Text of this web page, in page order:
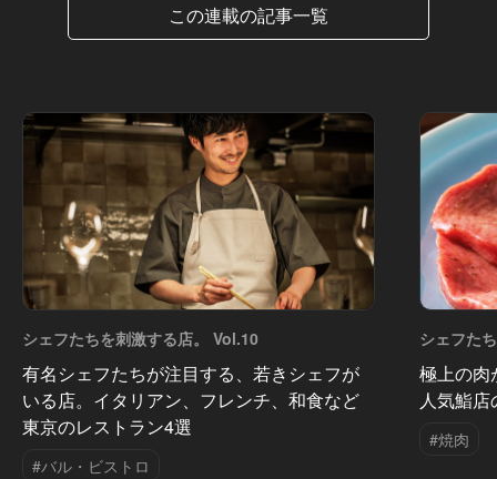
この連載の記事一覧
シェフたちを刺激する店。 Vol.10
有名シェフたちが注目する、若きシェフが
いる店。イタリアン、フレンチ、和食など
東京のレストラン4選
#バル・ビストロ
シェフた
極上の肉
人気鮨
#焼肉